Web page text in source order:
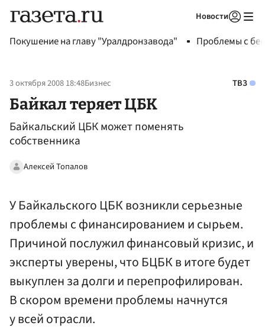
Новости
Покушение на главу "Уралдронзавода" Проблемы с
3 октября 2008 18:48Бизнес ТВЗ
Байкал теряет ЦБК
Байкальский ЦБК может поменять
собственника
Алексей Топалов
У Байкальского ЦБК возникли серьезные
проблемы с финансированием и сырьем.
Причиной послужил финансовый кризис, и
эксперты уверены, что БЦБК в итоге будет
выкуплен за долги и перепрофилирован.
В скором времени проблемы начнутся
у всей отрасли.